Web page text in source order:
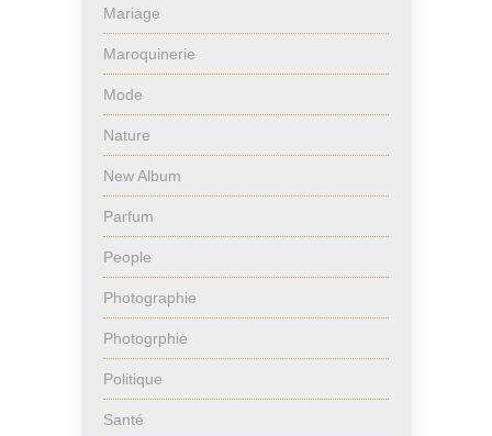
Mariage
Maroquinerie
Mode
Nature
New Album
Parfum
People
Photographie
Photogrphie
Politique
Santé